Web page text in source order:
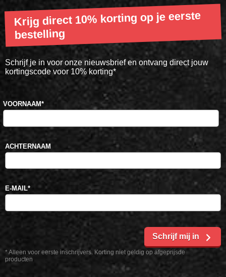
Krijg direct 10% korting op je eerste
bestelling
Schrijf je in voor onze nieuwsbrief en ontvang direct jouw
kortingscode voor 10% korting*
* Alleen voor eerste inschrijvers. Korting niet geldig op afgeprijsde
producten
VOORNAAM*
ACHTERNAAM
E-MAIL*
Schrijf mij in